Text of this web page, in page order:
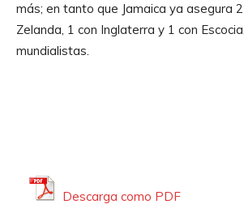
más; en tanto que Jamaica ya asegura
Zelanda, 1 con Inglaterra y 1 con
mundialistas.
Descarga como PDF